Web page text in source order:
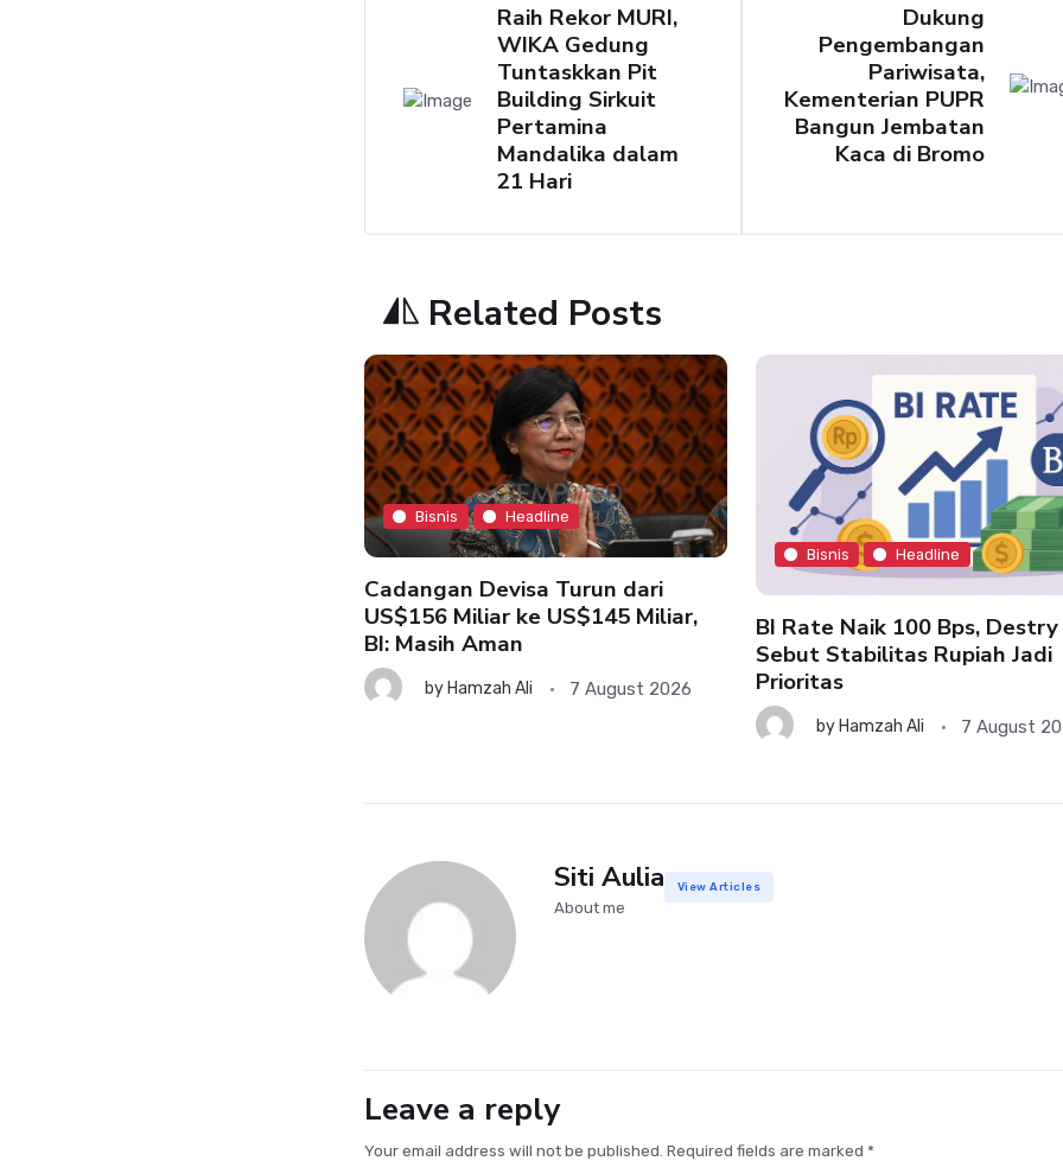
Raih Rekor MURI,
WIKA Gedung
Tuntaskkan Pit
Building Sirkuit
Pertamina
Mandalika dalam
21 Hari
Dukung
Pengembangan
Pariwisata,
Kementerian PUPR
Bangun Jembatan
Kaca di Bromo
Related Posts
Bisnis Headline
Cadangan Devisa Turun dari
US$156 Miliar ke US$145 Miliar,
BI: Masih Aman
by Hamzah Ali 7 August 2026
Bisnis Headline
BI Rate Naik 100 Bps, Destry
Sebut Stabilitas Rupiah Jadi
Prioritas
by Hamzah Ali 7 August
Siti Aulia
About me
View Articles
Leave a reply
Your email address will not be published. Required fields are marked *